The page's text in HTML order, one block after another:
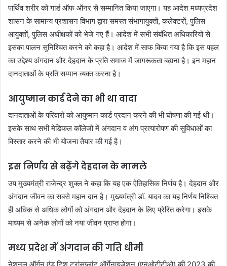
पार्थिव शरीर को गार्ड ऑफ ऑनर से सम्मानित किया जाएगा। यह आदेश मध्यप्रदेश
शासन के सामान्य प्रशासन विभाग द्वारा समस्त संभागायुक्तों, कलेक्टरों, पुलिस
आयुक्तों, पुलिस अधीक्षकों को भेजे गए हैं। आदेश में सभी संबंधित अधिकारियों से
इसका पालन सुनिश्चित करने को कहा है। आदेश में साफ किया गया है कि इस पहल
का उद्देश्य अंगदान और देहदान के प्रति समाज में जागरूकता बढ़ाना है। इन महान
दानदाताओं के प्रति सम्मान व्यक्त करना है।
आयुष्मान कार्ड देने का भी था वादा
दानदाताओं के परिवारों को आयुष्मान कार्ड प्रदान करने की भी घोषणा की गई थी।
इसके साथ सभी मेडिकल कॉलेजों में अंगदान व अंग प्रत्यारोपण की सुविधाओं का
विस्तार करने की भी योजना तैयार की गई है।
इस निर्णय से बढ़ेंगे देहदान के मामले
उप मुख्यमंत्री राजेन्द्र शुक्ल ने कहा कि यह एक ऐतिहासिक निर्णय है। देहदान और
अंगदान जीवन का सबसे महान दान है। मुख्यमंत्री डॉ. यादव का यह निर्णय निश्चित
ही अधिक से अधिक लोगों को अंगदान और देहदान के लिए प्रेरित करेगा। इसके
माध्यम से अनेक लोगों को नया जीवन प्राप्त होगा।
मध्य प्रदेश में अंगदान की गति धीमी